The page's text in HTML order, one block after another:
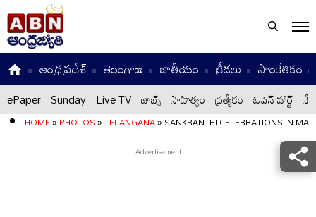
ఆంధ్రప్రదేశ్ తెలంగాణ జాతీయం క్రీడలు సాంకేతికం
ePaper Sunday Live TV జాబ్స్ సాహిత్యం ప్రత్యేకం ఓపెన్ హార్ట్
HOME»PHOTOS»TELANGANA»SANKRANTHI CELEBRATIONS IN